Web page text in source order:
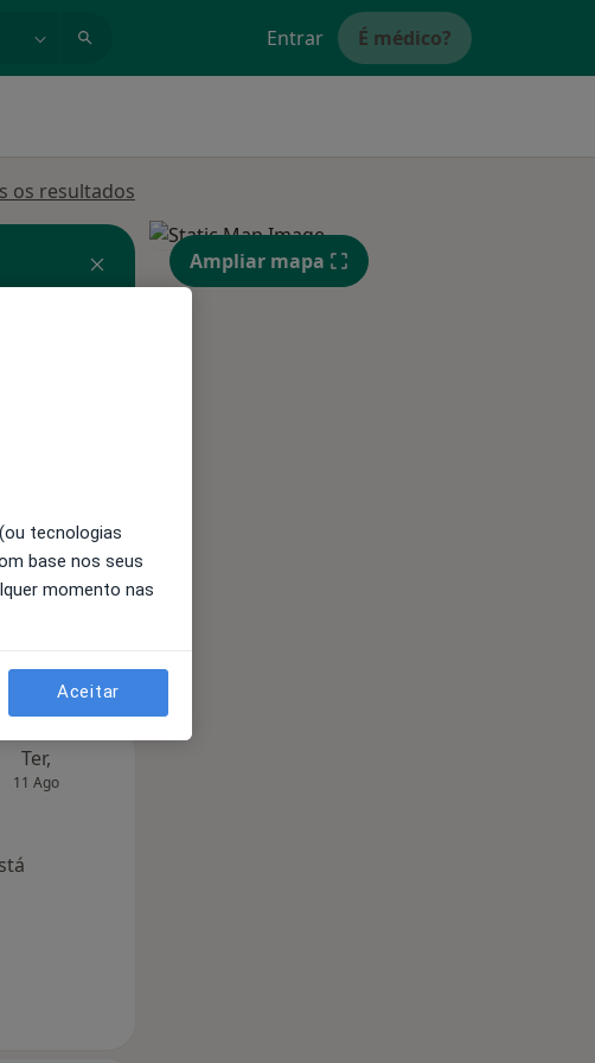
Entrar É médico?
os resultados
Ter,
11 Ago
Ampliar mapa
tecnologias
base nos seus
momento nas
Aceitar